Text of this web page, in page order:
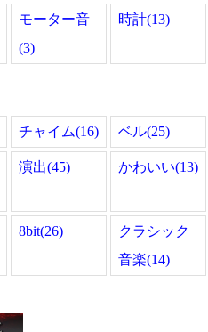
モーター音
(3)
時計(13)
チャイム(16) ベル(25)
演出(45) かわいい(13)
8bit(26)
クラシック
音楽(14)